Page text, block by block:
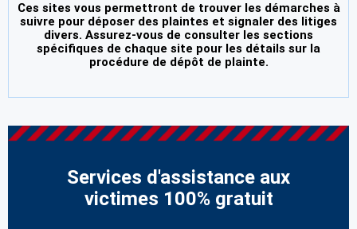
Ces sites vous permettront de trouver les démarches à
suivre pour déposer des plaintes et signaler des litiges
divers. Assurez-vous de consulter les sections
spécifiques de chaque site pour les détails sur la
procédure de dépôt de plainte.
Services d'assistance aux
victimes 100% gratuit